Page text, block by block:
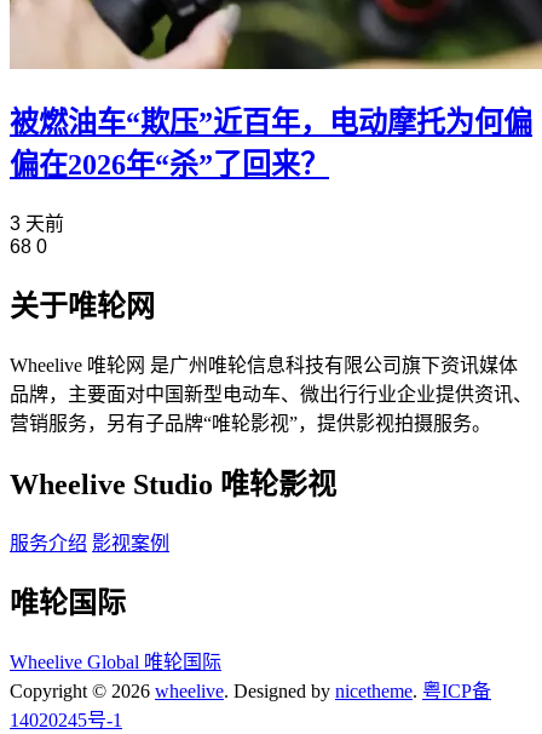
被燃油车“欺压”近百年，电动摩托为何偏
偏在2026年“杀”了回来？
3 天前
68 0
关于唯轮网
Wheelive 唯轮网 是广州唯轮信息科技有限公司旗下资讯媒体
品牌，主要面对中国新型电动车、微出行行业企业提供资讯、
营销服务，另有子品牌“唯轮影视”，提供影视拍摄服务。
Wheelive Studio 唯轮影视
服务介绍 影视案例
唯轮国际
Wheelive Global 唯轮国际
Copyright © 2026 wheelive. Designed by nicetheme. 粤ICP备
14020245号-1